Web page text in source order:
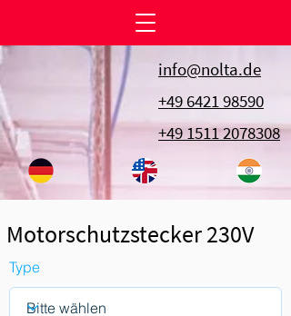
info@nolta.de
+49 6421 98590
+49 1511 2078308
Motorschutzstecker 230V
Type